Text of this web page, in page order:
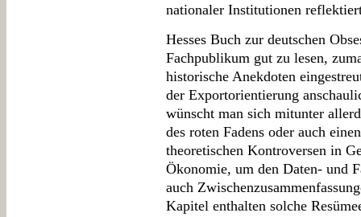
nationaler Institutionen
Hesses Buch zur deutschen
Fachpublikum gut zu lesen,
historische Anekdoten
der Exportorientierung
wünscht man sich mitunter
des roten Fadens oder auch
theoretischen Kontroversen in
Ökonomie, um den Daten- und
auch
Kapitel enthalten solche